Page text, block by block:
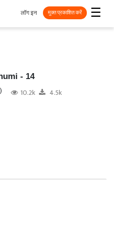
☰
लॉग इन मुक्त प्रकाशित करें
- 14
10.2k 4.5k